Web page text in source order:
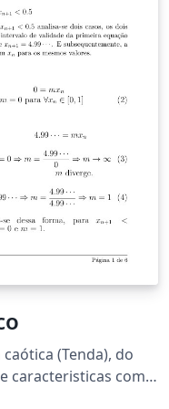
(Tenda), do
caracteristicas como
pontos